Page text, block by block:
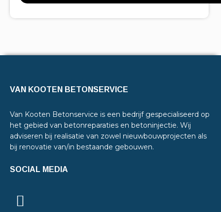
VAN KOOTEN BETONSERVICE
Van Kooten Betonservice is een bedrijf gespecialiseerd op
het gebied van betonreparaties en betoninjectie. Wij
adviseren bij realisatie van zowel nieuwbouwprojecten als
bij renovatie van/in bestaande gebouwen.
SOCIAL MEDIA